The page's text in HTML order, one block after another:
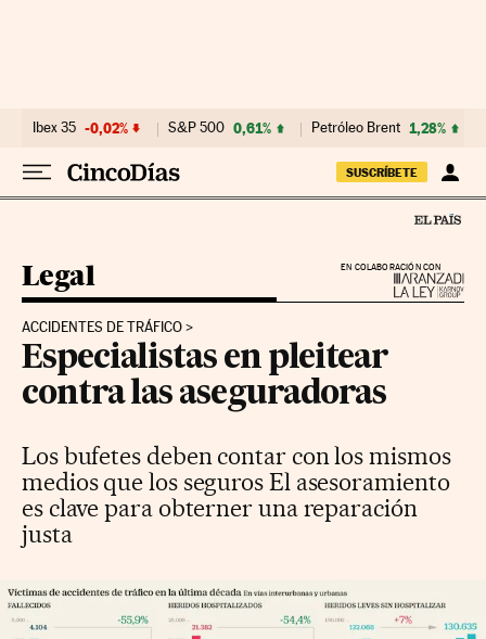
Ibex 35 -0,02% S&P 500 0,61% Petróleo Brent 1,28%
SUSCRÍBETE
EN COLABORACIÓN CON
Legal
ACCIDENTES DE TRÁFICO
Especialistas en pleitear
contra las aseguradoras
Los bufetes deben contar con los mismos
medios que los seguros El asesoramiento
es clave para obterner una reparación
justa